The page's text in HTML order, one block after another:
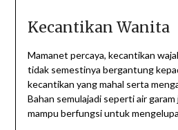
Kecantikan Wanita
Mamanet percaya, kecantikan
tidak semestinya bergantung
kecantikan yang mahal serta
Bahan semulajadi seperti air
mampu berfungsi untuk